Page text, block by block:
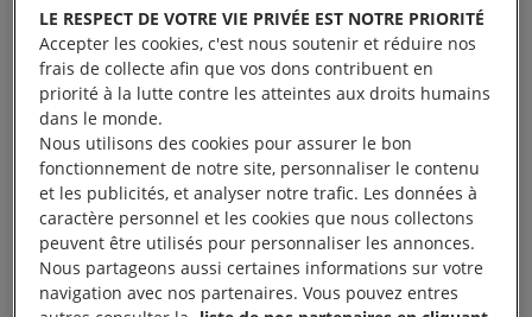
d’Helen Knott a signé avec le gouvernement
canadien un accord censé protéger le mode de vie
de son peuple, la Première Nation de Prophet River.
Cette promesse a été trahie. Les autorités ont donné
le feu vert à la construction d’un még-abarrage
hydroélectrique, dans la vallée de Peace River, en
Colombie-Britannique qui inondera les terres
ancestrales de ce peuple.
LE RESPECT DE VOTRE VIE PRIVÉE EST NOTRE PRIORITÉ
Accepter les cookies, c'est nous soutenir et réduire nos
frais de collecte afin que vos dons contribuent en
priorité à la lutte contre les atteintes aux droits humains
dans le monde.
Nous utilisons des cookies pour assurer le bon
fonctionnement de notre site, personnaliser le contenu
et les publicités, et analyser notre trafic. Les données à
caractère personnel et les cookies que nous collectons
peuvent être utilisés pour personnaliser les annonces.
Nous partageons aussi certaines informations sur votre
navigation avec nos partenaires. Vous pouvez entres